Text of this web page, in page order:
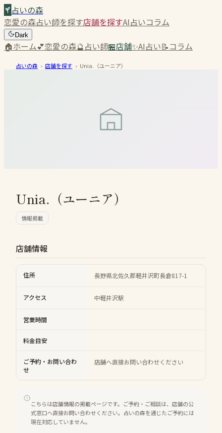
占いの森
恋愛の森占い師を探す店舗を探すAI占いコラム
Dark
🏠ホーム💕恋愛の森🔮占い師🏪店舗✨AI占い📝コラム
占いの森 › 店舗を探す › Unia.（ユーニア）
Unia.（ユーニア）
情報掲載
店舗情報
住所 長野県北佐久郡軽井沢町長倉817-1
アクセス 中軽井沢駅
営業時間
料金目安
ご予約・お問い合わ
せ
店舗へ直接お問い合わせください
こちらは店舗情報の掲載ページです。ご予約・ご相談は、店舗の公
式窓口へ直接お問い合わせください。占いの森を通じたご予約には
現在対応していません。